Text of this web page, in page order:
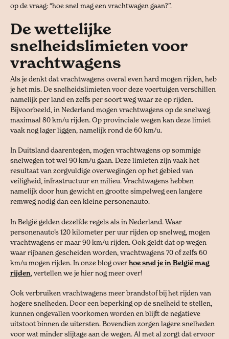
op de vraag: “hoe snel mag een vrachtwagen gaan?”.
De wettelijke
snelheidslimieten voor
vrachtwagens
Als je denkt dat vrachtwagens overal even hard mogen rijden, heb
je het mis. De snelheidslimieten voor deze voertuigen verschillen
namelijk per land en zelfs per soort weg waar ze op rijden.
Bijvoorbeeld, in Nederland mogen vrachtwagens op de snelweg
maximaal 80 km/u rijden. Op provinciale wegen kan deze limiet
vaak nog lager liggen, namelijk rond de 60 km/u.
In Duitsland daarentegen, mogen vrachtwagens op sommige
snelwegen tot wel 90 km/u gaan. Deze limieten zijn vaak het
resultaat van zorgvuldige overwegingen op het gebied van
veiligheid, infrastructuur en milieu. Vrachtwagens hebben
namelijk door hun gewicht en grootte simpelweg een langere
remweg nodig dan een kleine personenauto.
In België gelden dezelfde regels als in Nederland. Waar
personenauto’s 120 kilometer per uur rijden op snelweg, mogen
vrachtwagens er maar 90 km/u rijden. Ook geldt dat op wegen
waar rijbanen gescheiden worden, vrachtwagens 70 of zelfs 60
km/u mogen rijden. In onze blog overhoe snel je in België mag
rijden , vertellen we je hier nog meer over!
Ook verbruiken vrachtwagens meer brandstof bij het rijden van
hogere snelheden. Door een beperking op de snelheid te stellen,
kunnen ongevallen voorkomen worden en blijft de negatieve
uitstoot binnen de uitersten. Bovendien zorgen lagere snelheden
voor wat minder slijtage aan de wegen. Al met al zorgt dat ervoor